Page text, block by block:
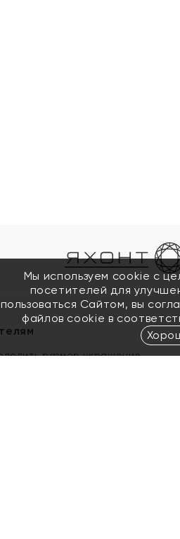
размер украшения
Мы используем cookie с
посетителей для
пользоваться Сайтом, вы
файлов cookie в